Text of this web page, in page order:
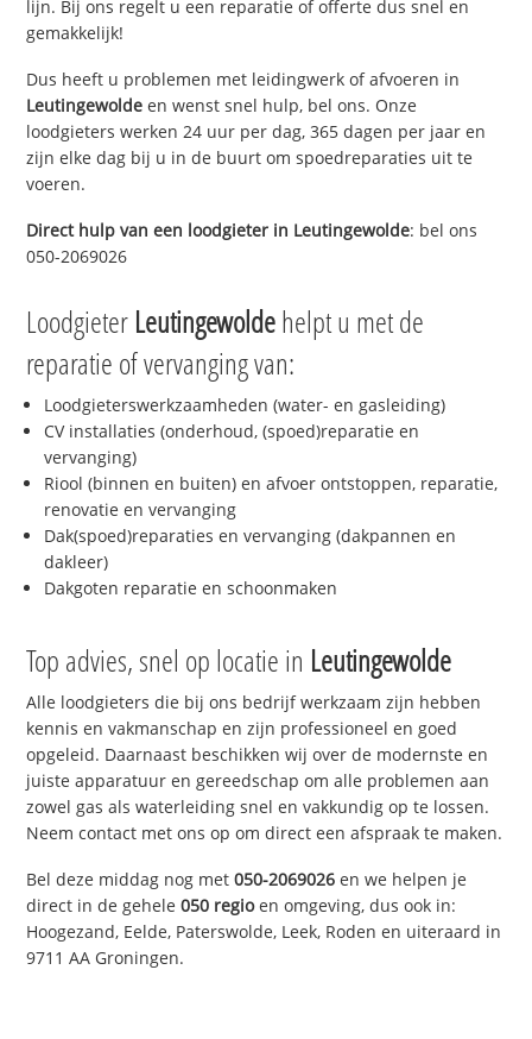
lijn. Bij ons regelt u een reparatie of offerte dus snel en
gemakkelijk!
Dus heeft u problemen met leidingwerk of afvoeren in
Leutingewolde en wenst snel hulp, bel ons. Onze
loodgieters werken 24 uur per dag, 365 dagen per jaar en
zijn elke dag bij u in de buurt om spoedreparaties uit te
voeren.
Direct hulp van een loodgieter in Leutingewolde: bel ons
050-2069026
Loodgieter Leutingewoldehelpt u met de
reparatie of vervanging van:
Loodgieterswerkzaamheden (water- en gasleiding)
CV installaties (onderhoud, (spoed)reparatie en
vervanging)
Riool (binnen en buiten) en afvoer ontstoppen, reparatie,
renovatie en vervanging
Dak(spoed)reparaties en vervanging (dakpannen en
dakleer)
Dakgoten reparatie en schoonmaken
Top advies, snel op locatie in Leutingewolde
Alle loodgieters die bij ons bedrijf werkzaam zijn hebben
kennis en vakmanschap en zijn professioneel en goed
opgeleid. Daarnaast beschikken wij over de modernste en
juiste apparatuur en gereedschap om alle problemen aan
zowel gas als waterleiding snel en vakkundig op te lossen.
Neem contact met ons op om direct een afspraak te maken.
Bel deze middag nog met050-2069026 en we helpen je
direct in de gehele050 regioen omgeving, dus ook in:
Hoogezand, Eelde, Paterswolde, Leek, Roden en uiteraard in
9711 AA Groningen.